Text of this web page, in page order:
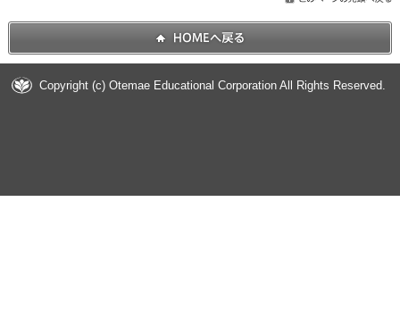
Copyright (c) Otemae Educational Corporation All Rights Reserved.